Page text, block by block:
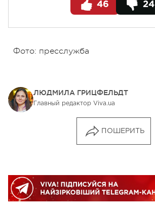
46 24
Фото: пресслужба
ЛЮДМИЛА ГРИЦФЕЛЬДТ
Главный редактор Viva.ua
ПОШЕРИТЬ